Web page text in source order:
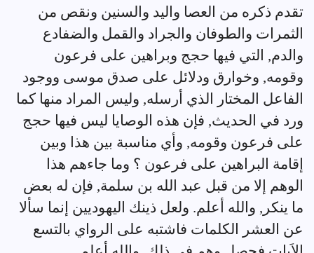
تقدم ذكره من العصا واليد والسنين ونقص من
الثمرات والطوفان والجراد والقمل والضفادع
والدم, التي فيها حجج وبراهين على فرعون
وقومه, وخوارق ودلائل على صدق موسى ووجود
الفاعل المختار الذي أرسله, وليس المراد منها كما
ورد في الحديث, فإن هذه الوصايا ليس فيها حجج
على فرعون وقومه, وأي مناسبة بين هذا وبين
إقامة البراهين على فرعون ؟ وما جاءهم هذا
الوهم إلا من قبل عبد الله بن سلمة, فإن له بعض
ما ينكر, والله أعلم. ولعل ذينك اليهوديين إنما سألا
عن العشر الكلمات فاشتبه على الرواي بالتسع